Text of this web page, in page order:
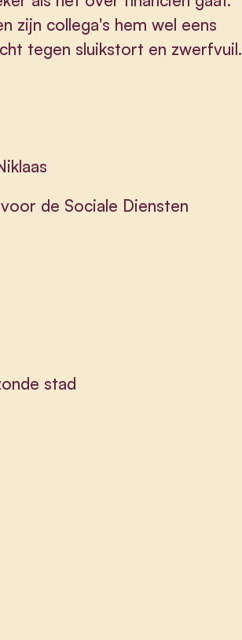
zijn collega's hem wel eens
tegen sluikstort en zwerfvuil.
de Sociale Diensten
stad